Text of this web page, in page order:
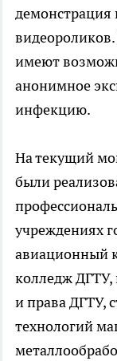
демонстрация
имеют
анонимное
инфекцию.
На текущий
были
учреждениях
авиационный
колледж ДГТУ,
и права ДГТУ,
технологий